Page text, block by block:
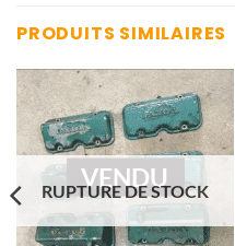
PRODUITS SIMILAIRES
VENDU
RUPTURE DE STOCK